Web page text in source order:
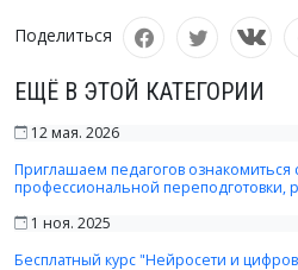
ЕЩЁ В ЭТОЙ КАТЕГОРИИ
12 мая. 2026
Приглашаем педагогов
профессиональной
1 ноя. 2025
Бесплатный курс "Нейросети и
Поделиться